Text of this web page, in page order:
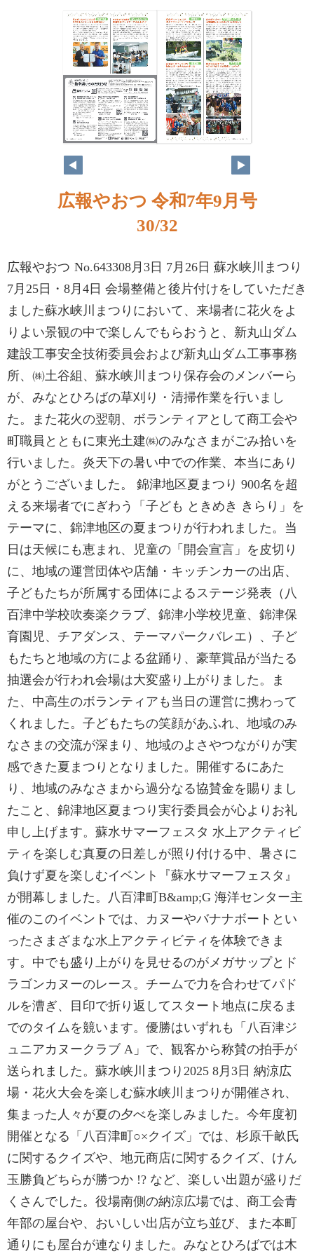
広報やおつ 令和7年9月号
30/32
広報やおつ No.643308月3日 7月26日 蘇水峡川まつり
7月25日・8月4日 会場整備と後片付けをしていただき
ました蘇水峡川まつりにおいて、来場者に花火をよ
りよい景観の中で楽しんでもらおうと、新丸山ダム
建設工事安全技術委員会および新丸山ダム工事事務
所、㈱土谷組、蘇水峡川まつり保存会のメンバーら
が、みなとひろばの草刈り・清掃作業を行いまし
た。また花火の翌朝、ボランティアとして商工会や
町職員とともに東光土建㈱のみなさまがごみ拾いを
行いました。炎天下の暑い中での作業、本当にあり
がとうございました。 錦津地区夏まつり 900名を超
える来場者でにぎわう「子ども ときめき きらり」を
テーマに、錦津地区の夏まつりが行われました。当
日は天候にも恵まれ、児童の「開会宣言」を皮切り
に、地域の運営団体や店舗・キッチンカーの出店、
子どもたちが所属する団体によるステージ発表（八
百津中学校吹奏楽クラブ、錦津小学校児童、錦津保
育園児、チアダンス、テーマパークバレエ）、子ど
もたちと地域の方による盆踊り、豪華賞品が当たる
抽選会が行われ会場は大変盛り上がりました。ま
た、中高生のボランティアも当日の運営に携わって
くれました。子どもたちの笑顔があふれ、地域のみ
なさまの交流が深まり、地域のよさやつながりが実
感できた夏まつりとなりました。開催するにあた
り、地域のみなさまから過分なる協賛金を賜りまし
たこと、錦津地区夏まつり実行委員会が心よりお礼
申し上げます。蘇水サマーフェスタ 水上アクティビ
ティを楽しむ真夏の日差しが照り付ける中、暑さに
負けず夏を楽しむイベント『蘇水サマーフェスタ』
が開幕しました。八百津町B&amp;G 海洋センター主
催のこのイベントでは、カヌーやバナナボートとい
ったさまざまな水上アクティビティを体験できま
す。中でも盛り上がりを見せるのがメガサップとド
ラゴンカヌーのレース。チームで力を合わせてパド
ルを漕ぎ、目印で折り返してスタート地点に戻るま
でのタイムを競います。優勝はいずれも「八百津ジ
ュニアカヌークラブ A」で、観客から称賛の拍手が
送られました。蘇水峡川まつり2025 8月3日 納涼広
場・花火大会を楽しむ蘇水峡川まつりが開催され、
集まった人々が夏の夕べを楽しみました。今年度初
開催となる「八百津町○×クイズ」では、杉原千畝氏
に関するクイズや、地元商店に関するクイズ、けん
玉勝負どちらが勝つか !? など、楽しい出題が盛りだ
くさんでした。役場南側の納涼広場では、商工会青
年部の屋台や、おいしい出店が立ち並び、また本町
通りにも屋台が連なりました。みなとひろばでは木